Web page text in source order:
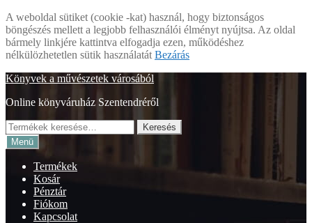
A weboldal sütiket (cookie -kat) használ, hogy biztonságos
böngészés mellett a legjobb felhasználói élményt nyújtsa. Az oldal
bármely linkjére kattintva elfogadja ezen, működéshez
nélkülözhetetlen sütik használatát Bezárás
Ugrás
navigációhoz
Kilépés
tartalomba
Könyvek a művészetek városából
Online könyváruház Szentendréről
Keresés
a
következőre:
Keresés
Menü
Termékek
Kosár
Pénztár
Fiókom
Kapcsolat